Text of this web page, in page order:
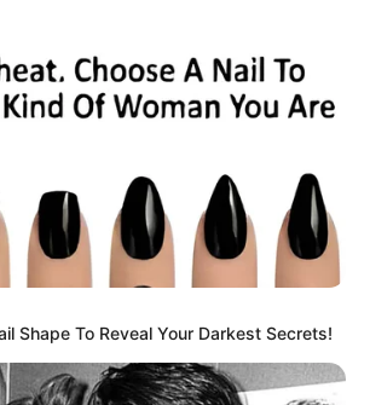
Shape To Reveal Your Darkest Secrets!